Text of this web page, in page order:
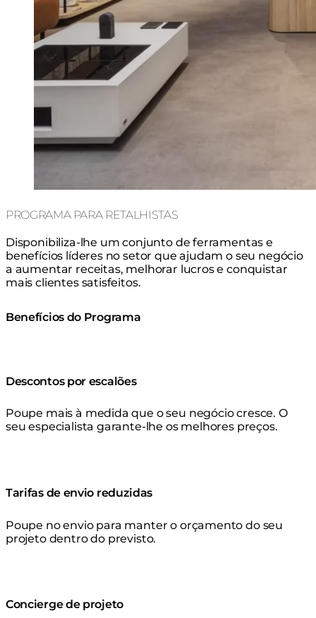
PROGRAMA PARA RETALHISTAS
Disponibiliza-lhe um conjunto de ferramentas e
benefícios líderes no setor que ajudam o seu negócio
a aumentar receitas, melhorar lucros e conquistar
mais clientes satisfeitos.
Benefícios do Programa
Descontos por escalões
Poupe mais à medida que o seu negócio cresce. O
seu especialista garante-lhe os melhores preços.
Tarifas de envio reduzidas
Poupe no envio para manter o orçamento do seu
projeto dentro do previsto.
Concierge de projeto